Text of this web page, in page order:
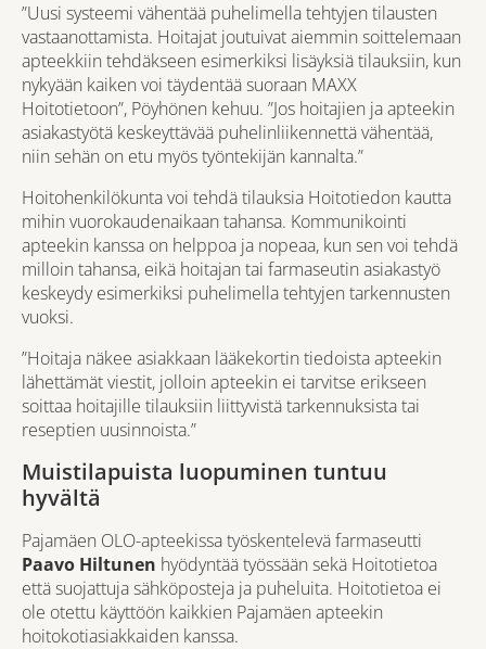
”Uusi systeemi vähentää puhelimella tehtyjen tilausten
vastaanottamista. Hoitajat joutuivat aiemmin soittelemaan
apteekkiin tehdäkseen esimerkiksi lisäyksiä tilauksiin, kun
nykyään kaiken voi täydentää suoraan MAXX
Hoitotietoon”, Pöyhönen kehuu. ”Jos hoitajien ja apteekin
asiakastyötä keskeyttävää puhelinliikennettä vähentää,
niin sehän on etu myös työntekijän kannalta.”
Hoitohenkilökunta voi tehdä tilauksia Hoitotiedon kautta
mihin vuorokaudenaikaan tahansa. Kommunikointi
apteekin kanssa on helppoa ja nopeaa, kun sen voi tehdä
milloin tahansa, eikä hoitajan tai farmaseutin asiakastyö
keskeydy esimerkiksi puhelimella tehtyjen tarkennusten
vuoksi.
”Hoitaja näkee asiakkaan lääkekortin tiedoista apteekin
lähettämät viestit, jolloin apteekin ei tarvitse erikseen
soittaa hoitajille tilauksiin liittyvistä tarkennuksista tai
reseptien uusinnoista.”
Muistilapuista luopuminen tuntuu
hyvältä
Pajamäen OLO-apteekissatyöskentelevä farmaseutti
Paavo Hiltunen hyödyntää työssään sekä Hoitotietoa
että suojattuja sähköposteja ja puheluita. Hoitotietoa ei
ole otettu käyttöön kaikkien Pajamäen apteekin
hoitokotiasiakkaiden kanssa.